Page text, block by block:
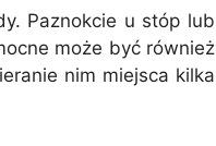
Paznokcie u stóp lub
może być również
nim miejsca kilka